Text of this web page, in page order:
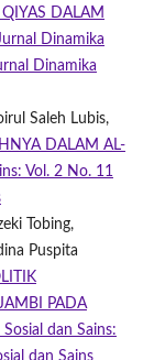
DALAM
Dinamika
Dinamika
Saleh Lubis,
DALAM AL-
Vol. 2 No. 11
Tobing,
Puspita
PADA
dan Sains:
dan Sains